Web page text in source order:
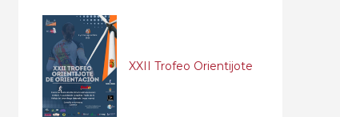
XXII Trofeo Orientijote